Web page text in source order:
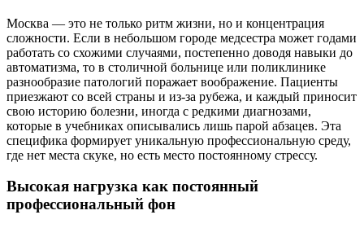
Москва — это не только ритм жизни, но и концентрация
сложности. Если в небольшом городе медсестра может годами
работать со схожими случаями, постепенно доводя навыки до
автоматизма, то в столичной больнице или поликлинике
разнообразие патологий поражает воображение. Пациенты
приезжают со всей страны и из-за рубежа, и каждый приносит
свою историю болезни, иногда с редкими диагнозами,
которые в учебниках описывались лишь парой абзацев. Эта
специфика формирует уникальную профессиональную среду,
где нет места скуке, но есть место постоянному стрессу.
Высокая нагрузка как постоянный
профессиональный фон